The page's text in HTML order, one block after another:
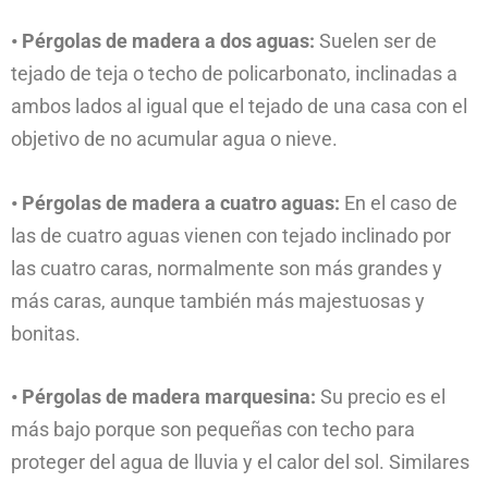
• Pérgolas de madera a dos aguas: Suelen ser de
tejado de teja o techo de policarbonato, inclinadas a
ambos lados al igual que el tejado de una casa con el
objetivo de no acumular agua o nieve.
• Pérgolas de madera a cuatro aguas: En el caso de
las de cuatro aguas vienen con tejado inclinado por
las cuatro caras, normalmente son más grandes y
más caras, aunque también más majestuosas y
bonitas.
• Pérgolas de madera marquesina: Su precio es el
más bajo porque son pequeñas con techo para
proteger del agua de lluvia y el calor del sol. Similares